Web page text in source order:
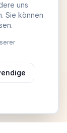
uns
Sie können